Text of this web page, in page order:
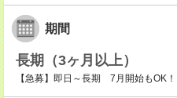
期間
長期（3ヶ月以上）
【急募】即日～長期 7月開始もOK！